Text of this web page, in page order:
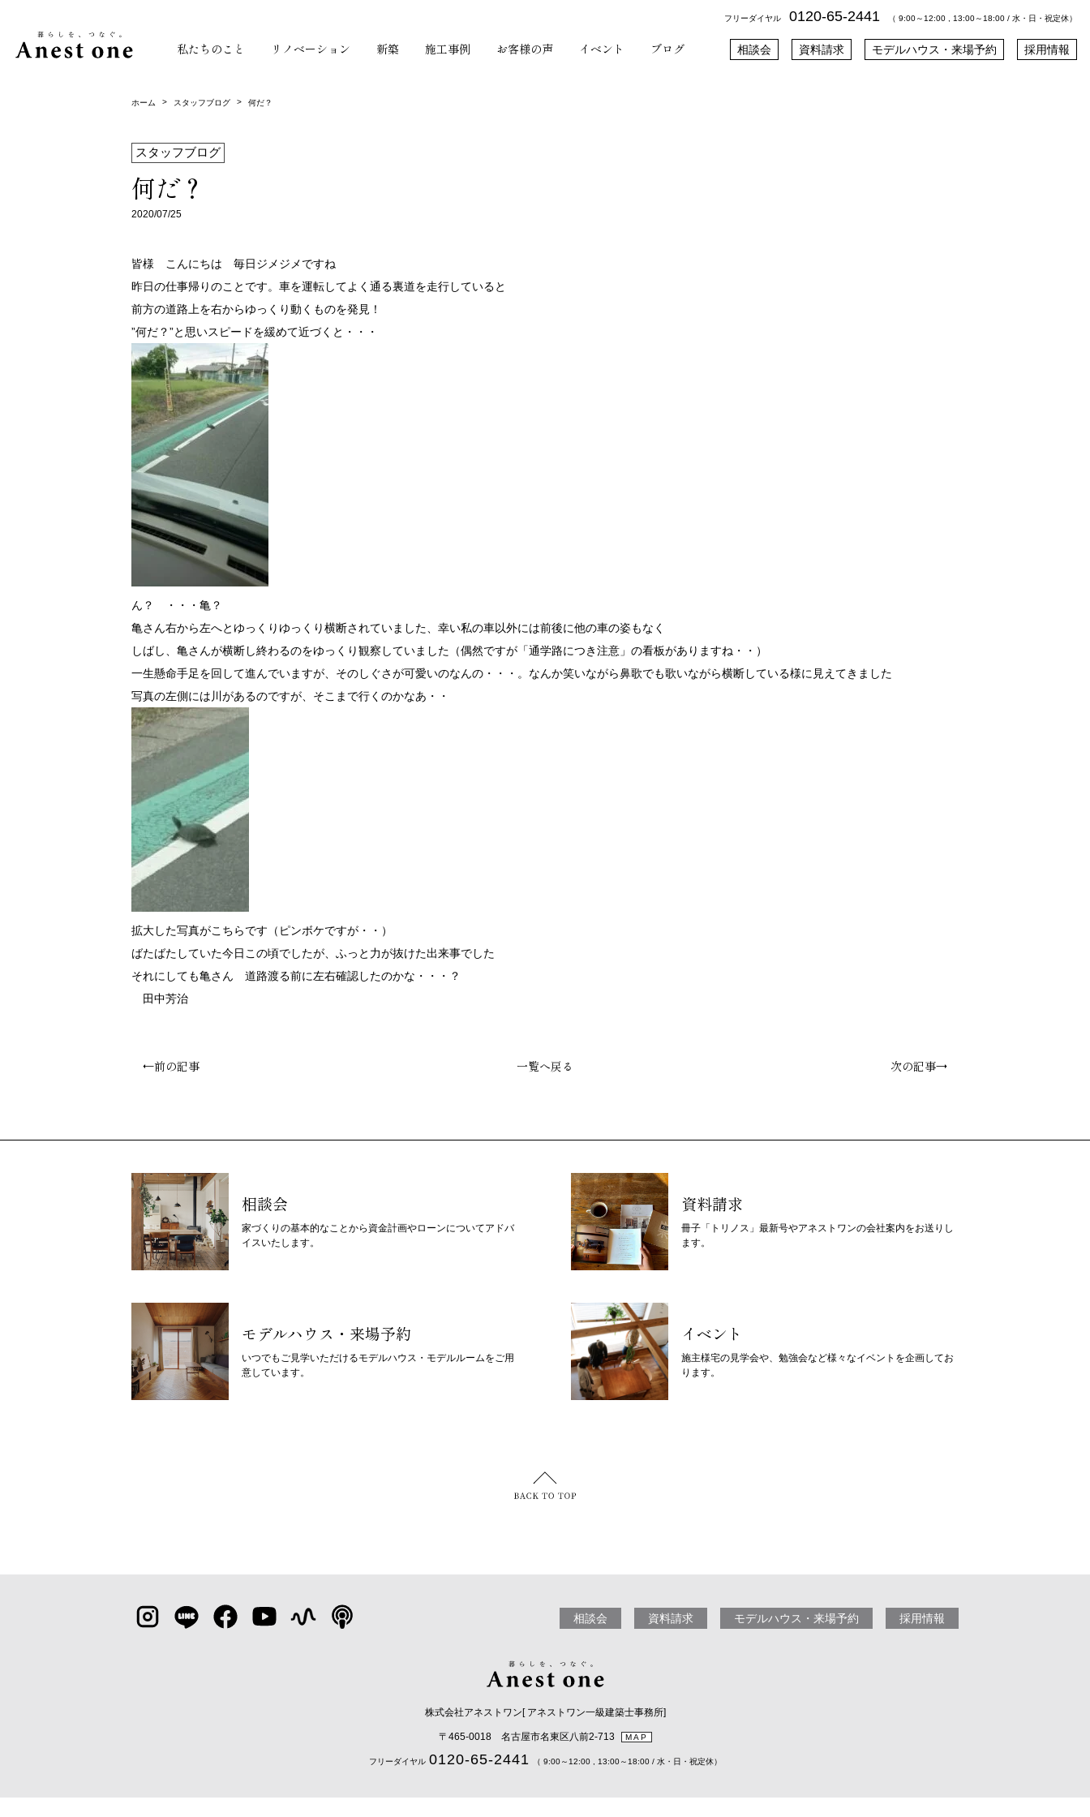
フリーダイヤル 0120-65-2441 （ 9:00～12:00 , 13:00～18:00 / 水・日・祝定休）
私たちのこと リノベーション 新築 施工事例 お客様の声 イベント ブログ 相談会 資料請求 モデルハウス・来場予約 採用情報
ホーム > スタッフブログ > 何だ？
スタッフブログ
何だ？
2020/07/25
皆様 こんにちは 毎日ジメジメですね
昨日の仕事帰りのことです。車を運転してよく通る裏道を走行していると
前方の道路上を右からゆっくり動くものを発見！
”何だ？”と思いスピードを緩めて近づくと・・・
ん？ ・・・亀？
亀さん右から左へとゆっくりゆっくり横断されていました、幸い私の車以外には前後に他の車の姿もなく
しばし、亀さんが横断し終わるのをゆっくり観察していました（偶然ですが「通学路につき注意」の看板がありますね・・）
一生懸命手足を回して進んでいますが、そのしぐさが可愛いのなんの・・・。なんか笑いながら鼻歌でも歌いながら横断している様に見えてきました
写真の左側には川があるのですが、そこまで行くのかなあ・・
拡大した写真がこちらです（ピンボケですが・・）
ばたばたしていた今日この頃でしたが、ふっと力が抜けた出来事でした
それにしても亀さん 道路渡る前に左右確認したのかな・・・？
田中芳治
←前の記事 一覧へ戻る 次の記事→
相談会
家づくりの基本的なことから資金計画やローンについてアドバ
イスいたします。
資料請求
冊子「トリノス」最新号やアネストワンの会社案内をお送りし
ます。
モデルハウス・来場予約
いつでもご見学いただけるモデルハウス・モデルルームをご用
意しています。
イベント
施主様宅の見学会や、勉強会など様々なイベントを企画してお
ります。
相談会 資料請求 モデルハウス・来場予約 採用情報
株式会社アネストワン[ アネストワン一級建築士事務所]
〒465-0018 名古屋市名東区八前2-713 MAP
フリーダイヤル 0120-65-2441 （ 9:00～12:00 , 13:00～18:00 / 水・日・祝定休）